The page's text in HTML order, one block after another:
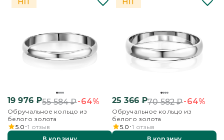
19 976₽55 584₽-64%
Обручальное кольцо из
белого золота
5.0 1 отзыв
В корзину
25 366₽70 582₽-64%
Обручальное кольцо из
белого золота
5.0 1 отзыв
В корзину